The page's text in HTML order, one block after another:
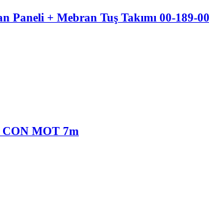
+ Mebran Tuş Takımı 00-189-
CON MOT 7m